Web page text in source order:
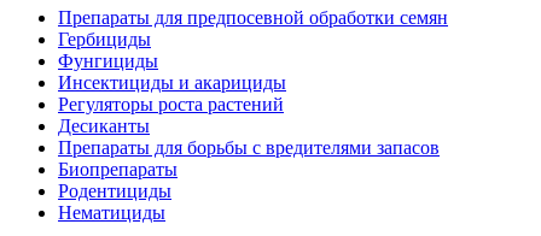
Препараты для предпосевной обработки семян
Гербициды
Фунгициды
Инсектициды и акарициды
Регуляторы роста растений
Десиканты
Препараты для борьбы с вредителями запасов
Биопрепараты
Родентициды
Нематициды